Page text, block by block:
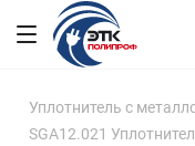
Уплотнитель с
SGA12.021